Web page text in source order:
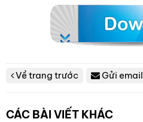
Về trang trước Gửi email
CÁC BÀI VIẾT KHÁC